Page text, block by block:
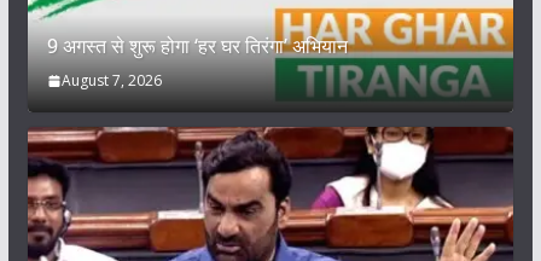
9 अगस्त से शुरू होगा ‘हर घर तिरंगा’ अभियान
August 7, 2026